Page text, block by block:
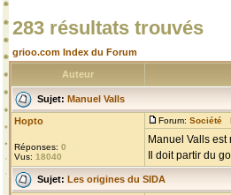
283 résultats trouvés
grioo.com Index du Forum
Auteur
Sujet: Manuel Valls
Hopto
Réponses: 0
Vus: 18040
Forum: Société
Manuel Valls
Il doit partir du
Sujet: Les origines du SIDA